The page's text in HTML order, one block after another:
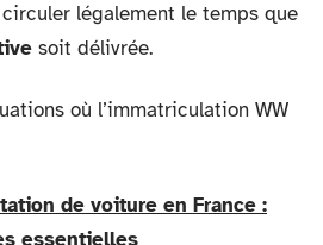
légalement le temps que
soit délivrée.
où l’immatriculation WW
de voiture en France :
essentielles